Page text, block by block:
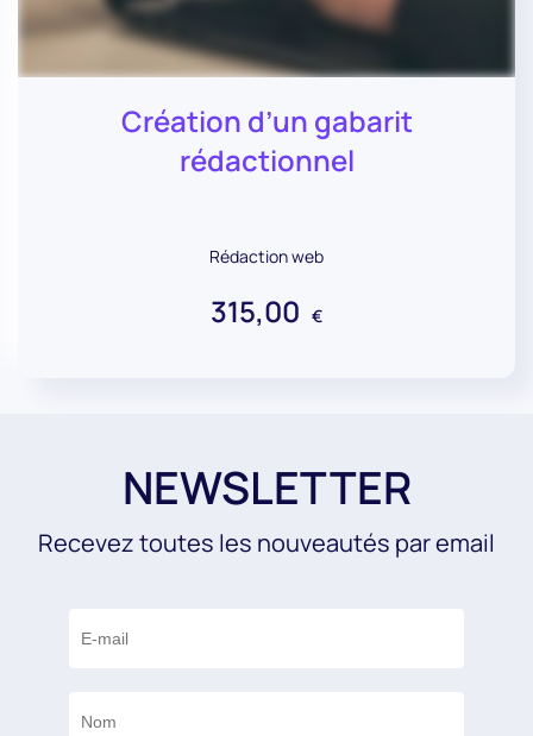
Création d’un gabarit
rédactionnel
Rédaction web
315,00 €
NEWSLETTER
Recevez toutes les nouveautés par email